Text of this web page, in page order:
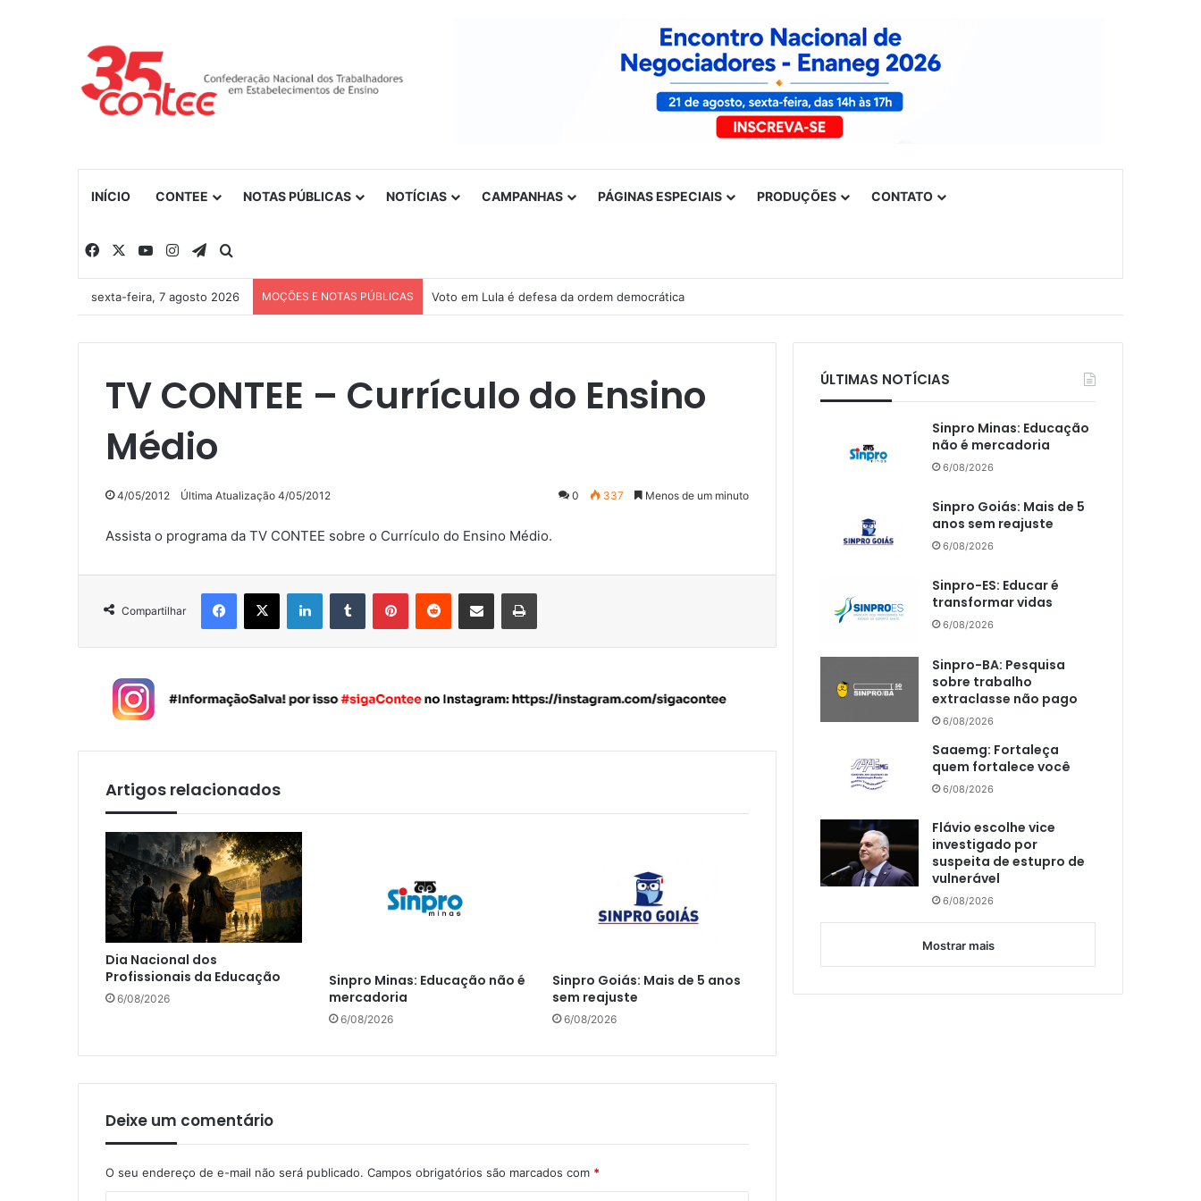
INÍCIO CONTEE NOTAS PÚBLICAS NOTÍCIAS CAMPANHAS PÁGINAS ESPECIAIS PRODUÇÕES CONTATO
Facebook YouTubeInstagramTelegram
sexta-feira, 7 agosto 2026 MOÇÕES E NOTAS PÚBLICAS Voto em Lula é defesa da ordem democrática
TV CONTEE – Currículo do Ensino
Médio
4/05/2012 Última Atualização 4/05/2012 0 337 Menos de um minuto
Assista o programa da TV CONTEE sobre o Currículo do Ensino Médio.
Compartilhar
Artigos relacionados
Dia Nacional dos
Profissionais da Educação
6/08/2026
Sinpro Minas: Educação não é
mercadoria
6/08/2026
Sinpro Goiás: Mais de 5 anos
sem reajuste
6/08/2026
Deixe um comentário
O seu endereço de e-mail não será publicado. Campos obrigatórios são marcados com *
ÚLTIMAS NOTÍCIAS
Sinpro Minas: Educação
não é mercadoria
6/08/2026
Sinpro Goiás: Mais de 5
anos sem reajuste
6/08/2026
Sinpro-ES: Educar é
transformar vidas
6/08/2026
Sinpro-BA: Pesquisa
sobre trabalho
extraclasse não pago
6/08/2026
Saaemg: Fortaleça
quem fortalece você
6/08/2026
Flávio escolhe vice
investigado por
suspeita de estupro de
vulnerável
6/08/2026
Mostrar mais